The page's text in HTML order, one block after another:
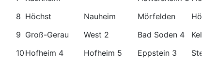
8 Höchst Nauheim Mörfelden
9 Groß-Gerau West 2 Bad Soden 4
10 Hofheim 4 Hofheim 5 Eppstein 3